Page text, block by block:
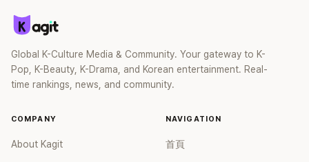
Global K-Culture Media & Community. Your gateway to K-
Pop, K-Beauty, K-Drama, and Korean entertainment. Real-
time rankings, news, and community.
COMPANY
About Kagit
NAVIGATION
首頁